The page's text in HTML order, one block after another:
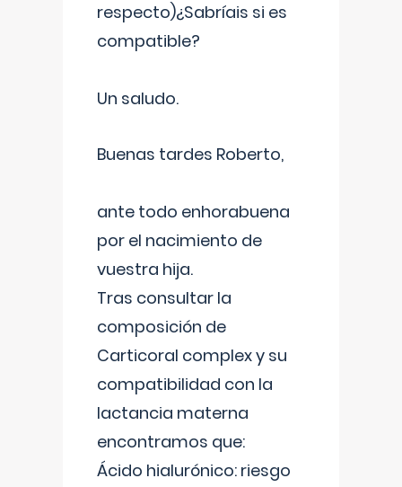
respecto)¿Sabríais si es
compatible?
Un saludo.
Buenas tardes Roberto,
ante todo enhorabuena
por el nacimiento de
vuestra hija.
Tras consultar la
composición de
Carticoral complex y su
compatibilidad con la
lactancia materna
encontramos que:
Ácido hialurónico: riesgo